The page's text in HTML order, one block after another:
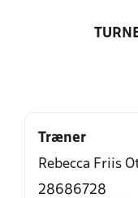
Træner
Rebecca Friis
28686728